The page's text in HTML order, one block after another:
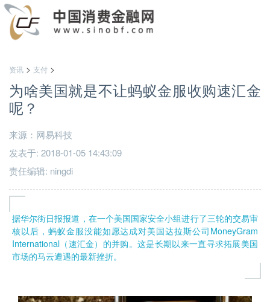
资讯> 支付>
为啥美国就是不让蚂蚁金服收购速汇金
呢？
来源：网易科技
发表于: 2018-01-05 14:43:09
责任编辑: ningdi
据华尔街日报报道，在一个美国国家安全小组进行了三轮的交易审
核以后，蚂蚁金服没能如愿达成对美国达拉斯公司MoneyGram
International（速汇金）的并购。这是长期以来一直寻求拓展美国
市场的马云遭遇的最新挫折。